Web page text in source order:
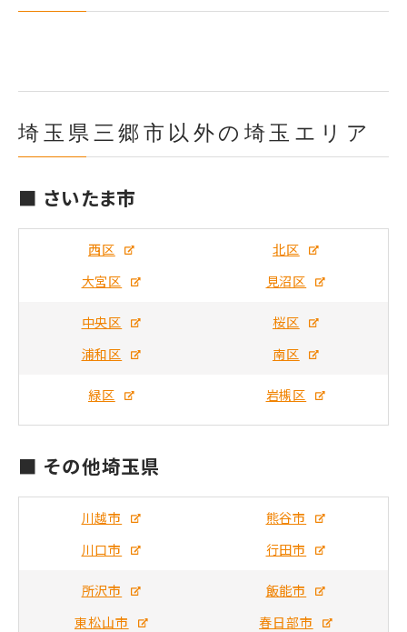
埼玉県三郷市以外の埼玉エリア
■ さいたま市
西区
北区
大宮区
見沼区
中央区
桜区
浦和区
南区
緑区 岩槻区
■ その他埼玉県
川越市
熊谷市
川口市
行田市
所沢市
飯能市
東松山市
春日部市